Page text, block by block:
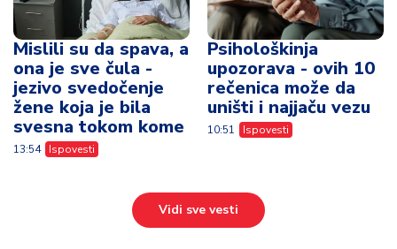
Mislili su da spava, a
ona je sve čula -
jezivo svedočenje
žene koja je bila
svesna tokom kome
13:54 Ispovesti
Psihološkinja
upozorava - ovih 10
rečenica može da
uništi i najjaču vezu
10:51 Ispovesti
Vidi sve vesti